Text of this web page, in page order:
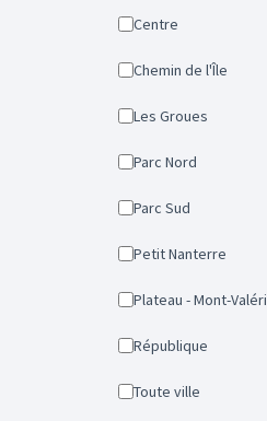
Centre
Chemin de l'Île
Les Groues
Parc Nord
Parc Sud
Petit Nanterre
Plateau - Mont-
République
Toute ville